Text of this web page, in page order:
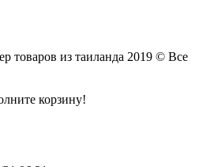
товаров из таиланда 2019 © Все
корзину!